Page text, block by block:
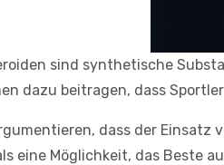
sind synthetische
dazu beitragen, dass
dass der
eine Möglichkeit, das Beste